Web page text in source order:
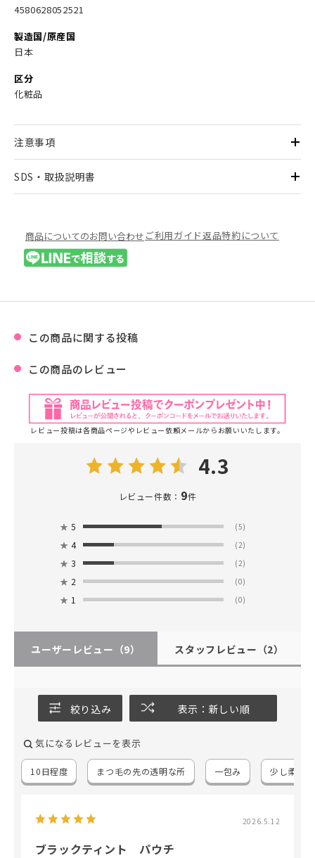
4580628052521
製造国/原産国
日本
区分
化粧品
注意事項
SDS・取扱説明書
商品についてのお問い合わせ ご利用ガイド返品特約について
この商品に関する投稿
この商品のレビュー
レビュー投稿は各商品ページやレビュー依頼メールからお願いいたします。
4.3
レビュー件数： 9件
★ 5 (5)
★ 4 (2)
★ 3 (2)
★ 2 (0)
★ 1 (0)
ユーザーレビュー （9） スタッフレビュー （2）
絞り込み 表示：新しい順
気になるレビューを表示
10日程度 まつ毛の先の透明な所 一包み 少し柔ら
2026.5.12
ブラックティント パウチ